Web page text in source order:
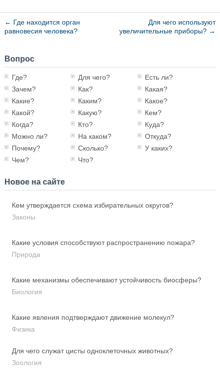
← Где находится орган
равновесия человека?
Для чего используют
увеличительные приборы? →
Вопрос
Где? Для чего?
Есть ли?
Зачем?
Как?
Какая?
Какие?
Каким?
Какое?
Какой?
Какую?
Кем?
Когда?
Кто?
Куда?
Можно ли?
На каком?
Откуда?
Почему?
Сколько?
У каких?
Чем?
Что?
Новое на сайте
Кем утверждается схема избирательных округов?
Законы
Какие условия способствуют распространению пожара?
Природа
Какие механизмы обеспечивают устойчивость биосферы?
Биология
Какие явления подтверждают движение молекул?
Физика
Для чего служат цисты одноклеточных животных?
Зоология